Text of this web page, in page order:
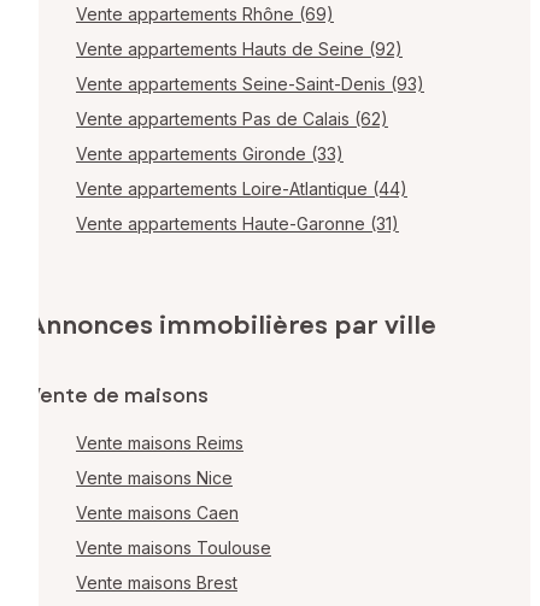
Vente appartements Rhône (69)
Vente appartements Hauts de Seine (92)
Vente appartements Seine-Saint-Denis (93)
Vente appartements Pas de Calais (62)
Vente appartements Gironde (33)
Vente appartements Loire-Atlantique (44)
Vente appartements Haute-Garonne (31)
Annonces immobilières par ville
Vente de maisons
Vente maisons Reims
Vente maisons Nice
Vente maisons Caen
Vente maisons Toulouse
Vente maisons Brest